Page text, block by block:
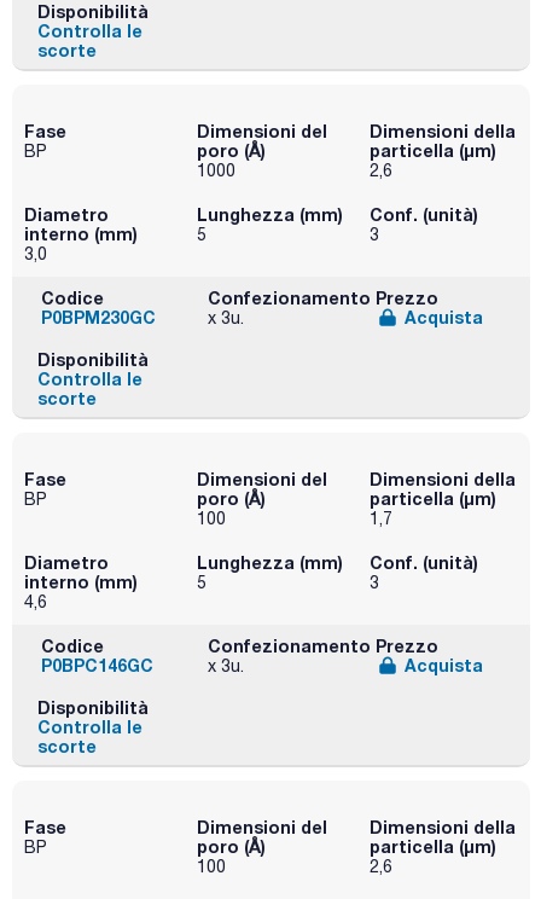
Disponibilità
Controlla le
scorte
Fase
BP
Dimensioni del
poro (Å)
1000
Dimensioni della
particella (μm)
2,6
Diametro
interno (mm)
3,0
Lunghezza (mm)
5
Conf. (unità)
3
Codice
P0BPM230GC
Confezionamento
x 3u.
Prezzo
Acquista
Disponibilità
Controlla le
scorte
Fase
BP
Dimensioni del
poro (Å)
100
Dimensioni della
particella (μm)
1,7
Diametro
interno (mm)
4,6
Lunghezza (mm)
5
Conf. (unità)
3
Codice
P0BPC146GC
Confezionamento
x 3u.
Prezzo
Acquista
Disponibilità
Controlla le
scorte
Fase
BP
Dimensioni del
poro (Å)
100
Dimensioni della
particella (μm)
2,6